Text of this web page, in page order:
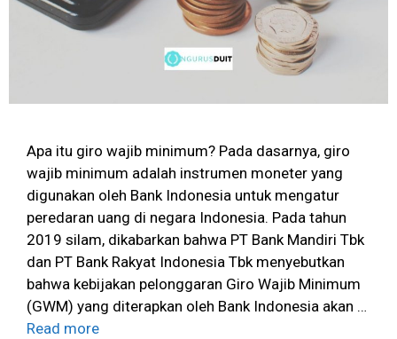
Apa itu giro wajib minimum? Pada dasarnya, giro
wajib minimum adalah instrumen moneter yang
digunakan oleh Bank Indonesia untuk mengatur
peredaran uang di negara Indonesia. Pada tahun
2019 silam, dikabarkan bahwa PT Bank Mandiri Tbk
dan PT Bank Rakyat Indonesia Tbk menyebutkan
bahwa kebijakan pelonggaran Giro Wajib Minimum
(GWM) yang diterapkan oleh Bank Indonesia akan …
Read more